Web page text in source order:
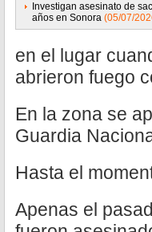
Investigan asesinato de
años en Sonora (05/07/
en el lugar
abrieron fuego
En la zona se
Guardia
Hasta el
Apenas el